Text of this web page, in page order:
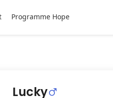
Programme Hope
Lucky